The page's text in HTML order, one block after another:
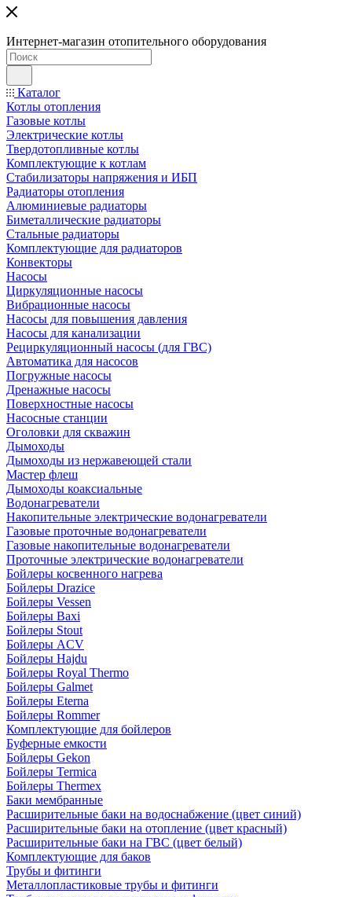
Интернет-магазин отопительного оборудования
Каталог
Котлы отопления
Газовые котлы
Электрические котлы
Твердотопливные котлы
Комплектующие к котлам
Стабилизаторы напряжения и ИБП
Радиаторы отопления
Алюминиевые радиаторы
Биметаллические радиаторы
Стальные радиаторы
Комплектующие для радиаторов
Конвекторы
Насосы
Циркуляционные насосы
Вибрационные насосы
Насосы для повышения давления
Насосы для канализации
Рециркуляционный насосы (для ГВС)
Автоматика для насосов
Погружные насосы
Дренажные насосы
Поверхностные насосы
Насосные станции
Оголовки для скважин
Дымоходы
Дымоходы из нержавеющей стали
Мастер флеш
Дымоходы коаксиальные
Водонагреватели
Накопительные электрические водонагреватели
Газовые проточные водонагреватели
Газовые накопительные водонагреватели
Проточные электрические водонагреватели
Бойлеры косвенного нагрева
Бойлеры Drazice
Бойлеры Vessen
Бойлеры Baxi
Бойлеры Stout
Бойлеры ACV
Бойлеры Hajdu
Бойлеры Royal Thermo
Бойлеры Galmet
Бойлеры Eterna
Бойлеры Rommer
Комплектующие для бойлеров
Буферные емкости
Бойлеры Gekon
Бойлеры Termica
Бойлеры Thermex
Баки мембранные
Расширительные баки на водоснабжение (цвет синий)
Расширительные баки на отопление (цвет красный)
Расширительные баки на ГВС (цвет белый)
Комплектующие для баков
Трубы и фитинги
Металлопластиковые трубы и фитинги